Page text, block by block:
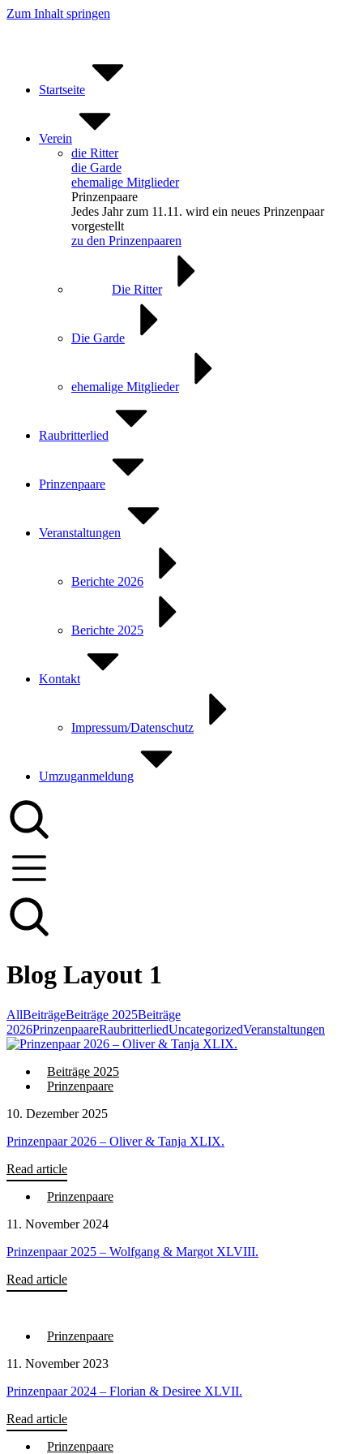
Zum Inhalt springen
Startseite
Verein
die Ritter
die Garde
ehemalige Mitglieder
Prinzenpaare
Jedes Jahr zum 11.11. wird ein neues Prinzenpaar
vorgestellt
zu den Prinzenpaaren
Die Ritter
Die Garde
ehemalige Mitglieder
Raubritterlied
Prinzenpaare
Veranstaltungen
Berichte 2026
Berichte 2025
Kontakt
Impressum/Datenschutz
Umzuganmeldung
Blog Layout 1
AllBeiträgeBeiträge 2025Beiträge
2026PrinzenpaareRaubritterliedUncategorizedVeranstaltungen
Beiträge 2025
Prinzenpaare
10. Dezember 2025
Prinzenpaar 2026 – Oliver & Tanja XLIX.
Read article
Prinzenpaare
11. November 2024
Prinzenpaar 2025 – Wolfgang & Margot XLVIII.
Read article
Prinzenpaare
11. November 2023
Prinzenpaar 2024 – Florian & Desiree XLVII.
Read article
Prinzenpaare